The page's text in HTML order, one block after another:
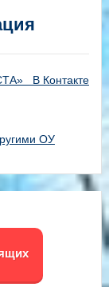
В Контакте
ОУ